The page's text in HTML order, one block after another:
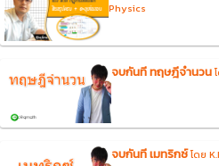
Physics
จบกันที ทฤษฎีจำนวน
จบกันที เมทริกซ์โดย